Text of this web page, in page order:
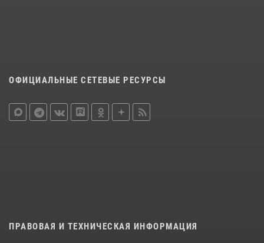
ОФИЦИАЛЬНЫЕ СЕТЕВЫЕ РЕСУРСЫ
ПРАВОВАЯ И ТЕХНИЧЕСКАЯ ИНФОРМАЦИЯ